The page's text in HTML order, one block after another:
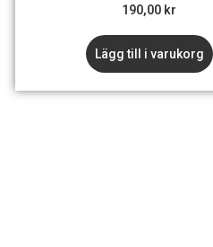
190,00 kr
Lägg till i varukorg